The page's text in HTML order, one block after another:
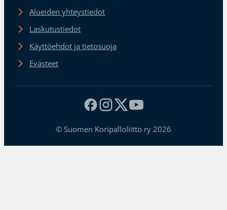
Alueiden yhteystiedot
Laskutustiedot
Käyttöehdot ja tietosuoja
Evästeet
© Suomen Koripalloliitto ry 2026